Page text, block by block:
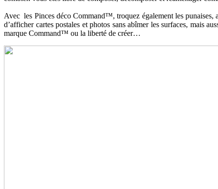
Avec les Pinces déco Command™, troquez également les punaises,
d’afficher cartes postales et photos sans abîmer les surfaces, mais
marque Command™ ou la liberté de créer…